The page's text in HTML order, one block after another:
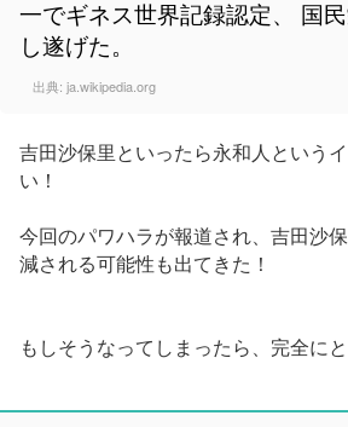
一でギネス世界記録認定、 国
し遂げた。
出典: ja.wikipedia.org
吉田沙保里といったら永和人という
い！
今回のパワハラが報道され、吉田沙
減される可能性も出てきた！
もしそうなってしまったら、完全に